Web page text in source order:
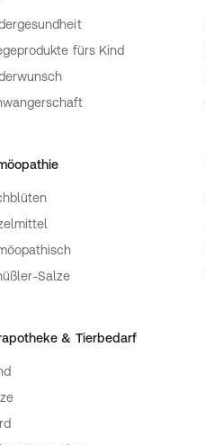
fürs Kind
Salze
& Tierbedarf